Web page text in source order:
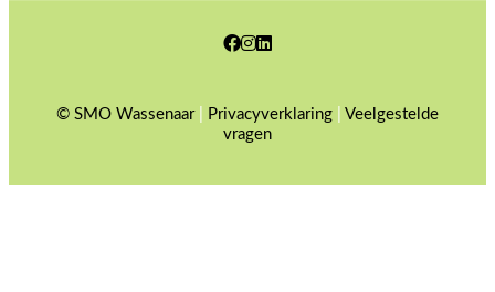
Facebook
Instagram
© SMO Wassenaar| Privacyverklaring
Veelgestelde
vragen